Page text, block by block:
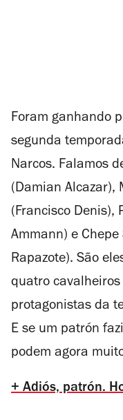
Foram ganhando
segunda
Narcos. Falamos
(Damian Alcazar),
(Francisco Denis),
Ammann) e
Rapazote). São
quatro cavalheiros
protagonistas da
E se um patrón
podem agora
+ Adiós, patrón.